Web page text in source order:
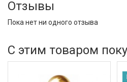
Отзывы
Пока нет ни одного отзыва
С этим товаром